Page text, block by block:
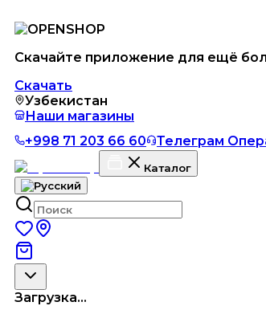
Скачайте приложение для ещё
Скачать
Узбекистан
Наши магазины
+998 71 203 66 60
Телеграм
Каталог
Загрузка...